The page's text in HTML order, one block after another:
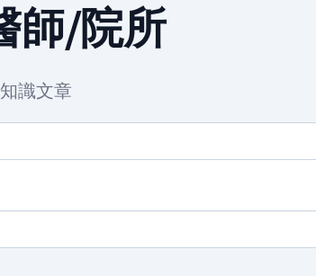
師/院所
識文章